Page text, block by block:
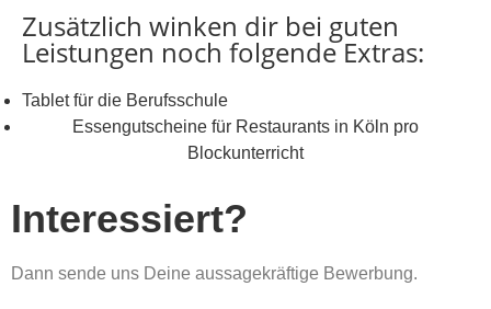
Zusätzlich winken dir bei guten
Leistungen noch folgende Extras:
Tablet für die Berufsschule
Essengutscheine für Restaurants in Köln pro
Blockunterricht
Interessiert?
Dann sende uns Deine aussagekräftige Bewerbung.